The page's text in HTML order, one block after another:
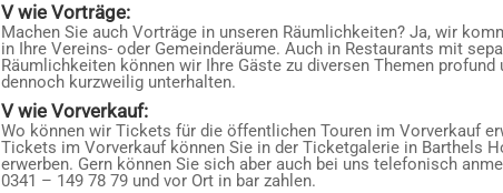
V wie Vorträge:
Machen Sie auch Vorträge in unseren Räumlichkeiten? Ja, wir
in Ihre Vereins- oder Gemeinderäume. Auch in Restaurants mit
Räumlichkeiten können wir Ihre Gäste zu diversen Themen profund
dennoch kurzweilig unterhalten.
V wie Vorverkauf:
Wo können wir Tickets für die öffentlichen Touren im Vorverkauf
Tickets im Vorverkauf können Sie in der Ticketgalerie in Barthels
erwerben. Gern können Sie sich aber auch bei uns telefonisch
0341 – 149 78 79 und vor Ort in bar zahlen.